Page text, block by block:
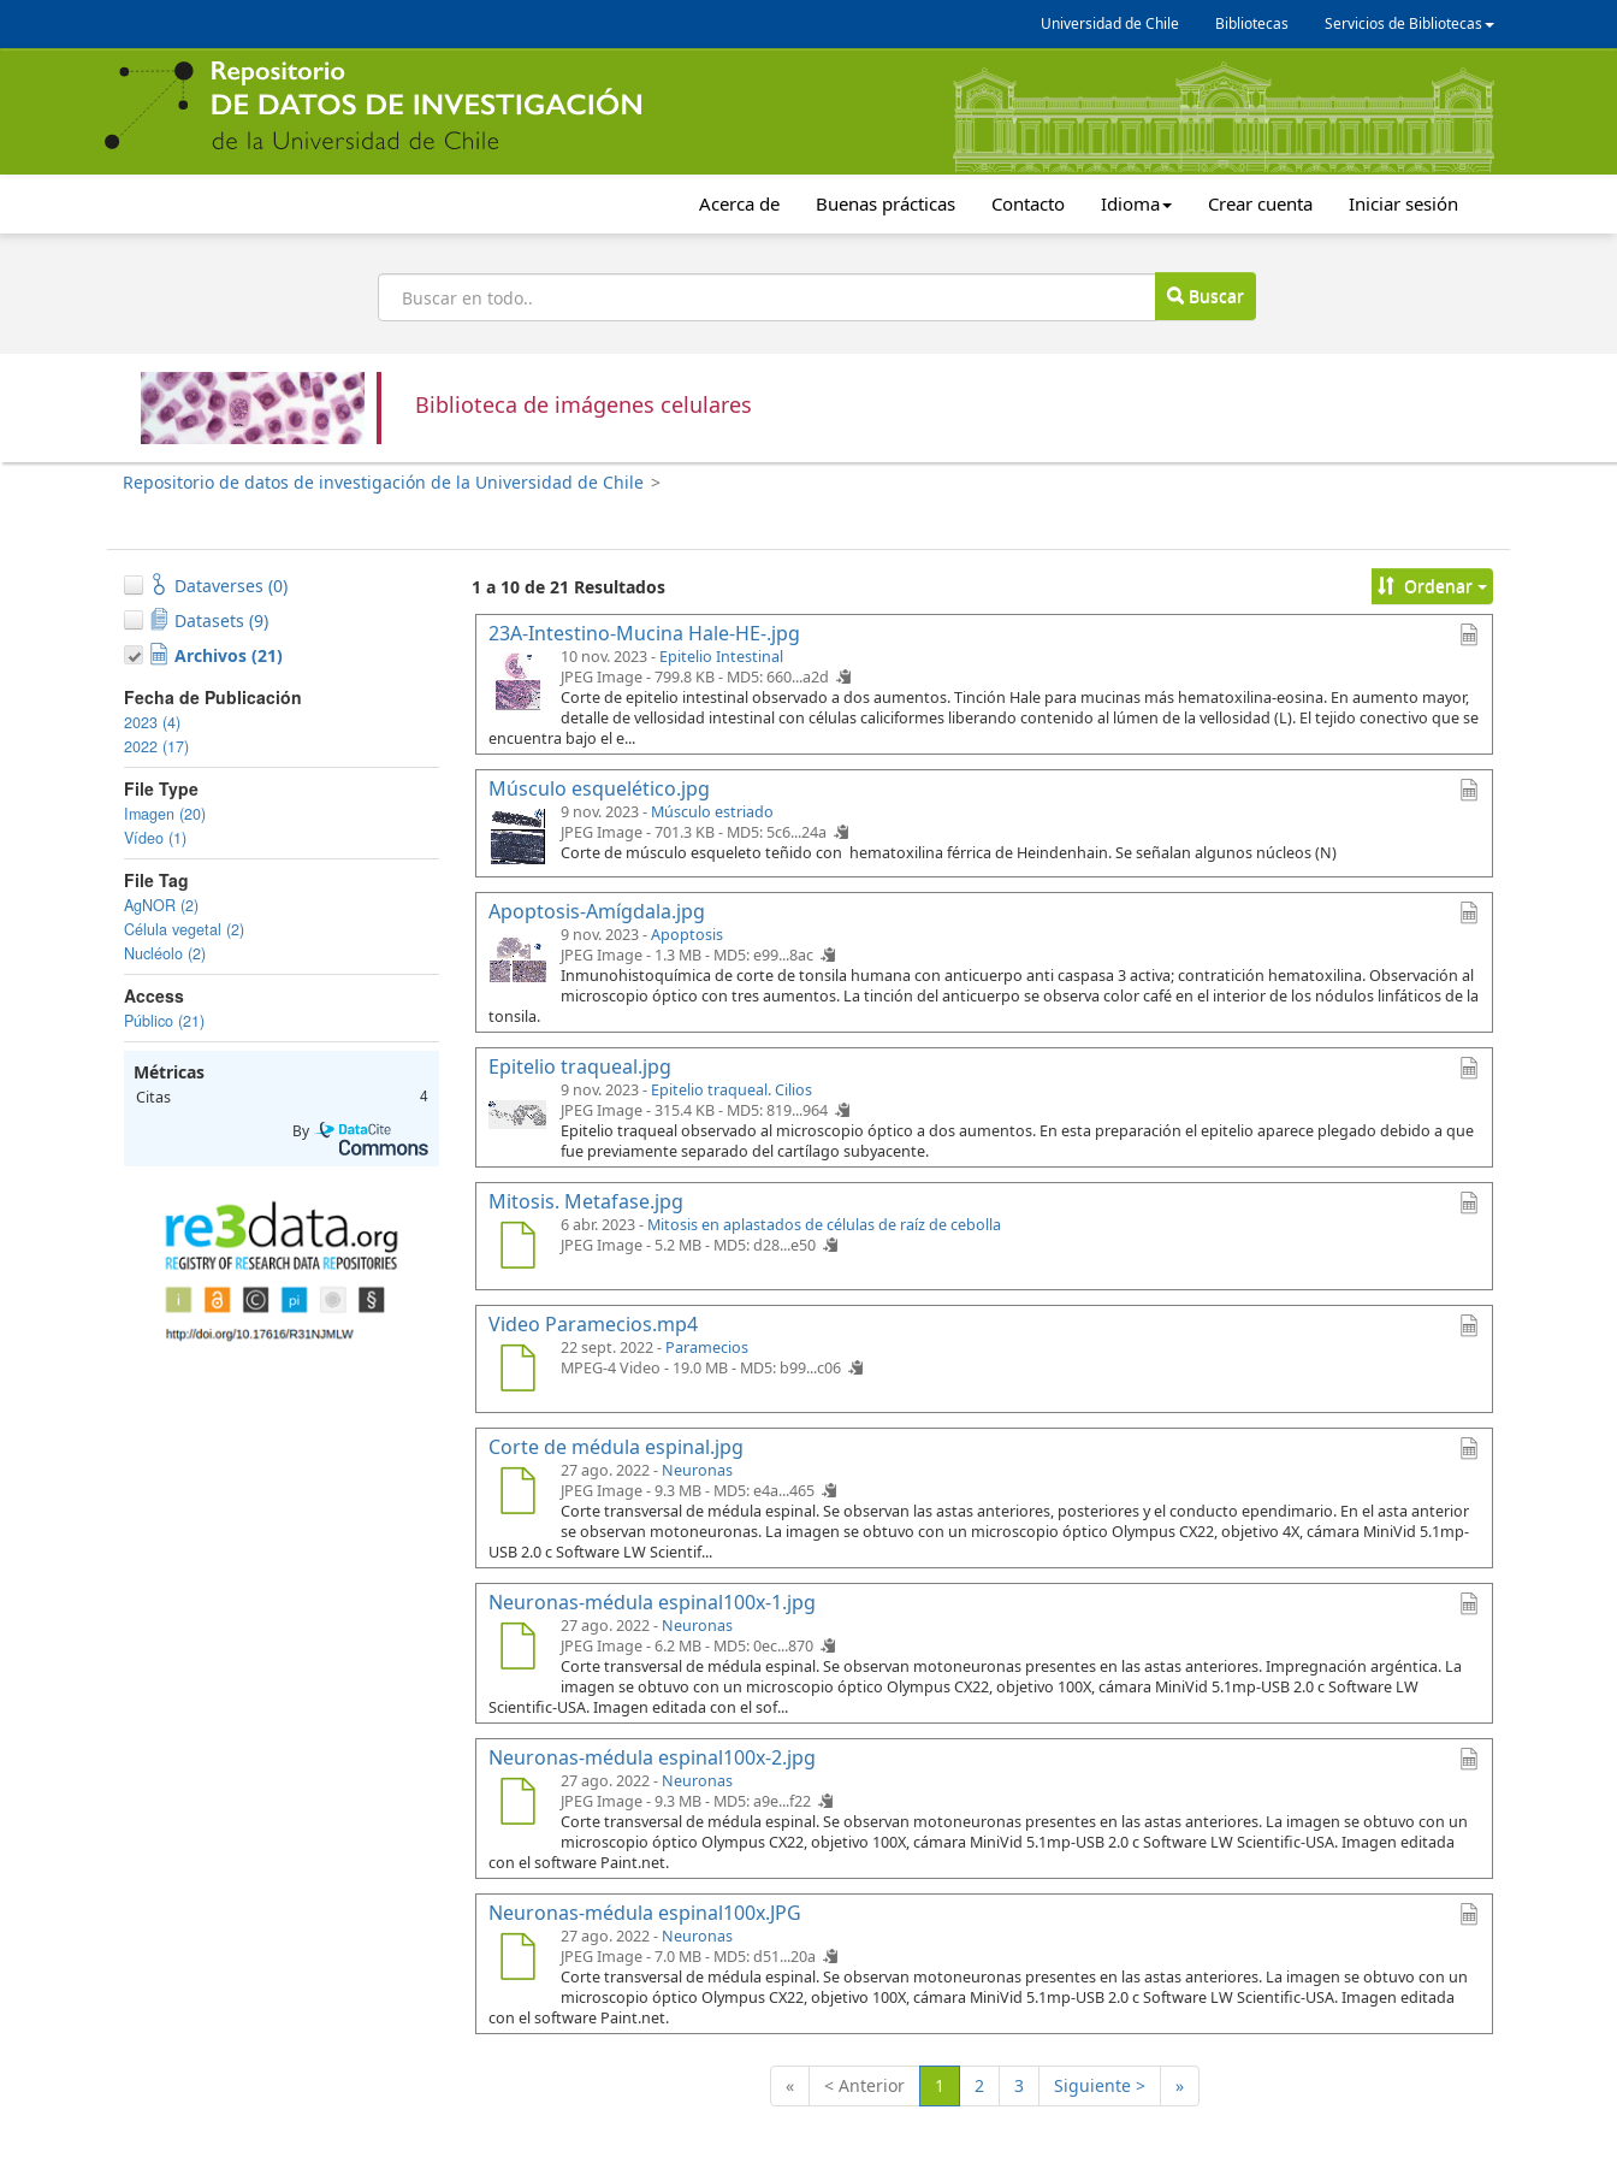
contenido
Universidad de Chile Bibliotecas Servicios de Bibliotecas
Acerca de Buenas prácticas Contacto Idioma Crear cuenta Iniciar sesión
Buscar
Buscar
Biblioteca de imágenes celulares
Repositorio de datos de investigación de la Universidad de Chile >
Dataverses (0)
Datasets (9)
Archivos (21)
Fecha de Publicación
2023 (4)
2022 (17)
File Type
Imagen (20)
Vídeo (1)
File Tag
AgNOR (2)
Célula vegetal (2)
Nucléolo (2)
Access
Público (21)
Métricas
Citas 4
By
1 a 10 de 21 Resultados Ordenar
23A-Intestino-Mucina Hale-HE-.jpg
10 nov. 2023 - Epitelio Intestinal
JPEG Image - 799.8 KB - MD5: 660...a2d
Corte de epitelio intestinal observado a dos aumentos. Tinción Hale para mucinas más hematoxilina-eosina. En aumento mayor,
detalle de vellosidad intestinal con células caliciformes liberando contenido al lúmen de la vellosidad (L). El tejido conectivo que se
encuentra bajo el e...
Músculo esquelético.jpg
9 nov. 2023 - Músculo estriado
JPEG Image - 701.3 KB - MD5: 5c6...24a
Corte de músculo esqueleto teñido con hematoxilina férrica de Heindenhain. Se señalan algunos núcleos (N)
Apoptosis-Amígdala.jpg
9 nov. 2023 -Apoptosis
JPEG Image - 1.3 MB - MD5: e99...8ac
Inmunohistoquímica de corte de tonsila humana con anticuerpo anti caspasa 3 activa; contratición hematoxilina. Observación al
microscopio óptico con tres aumentos. La tinción del anticuerpo se observa color café en el interior de los nódulos linfáticos de la
tonsila.
Epitelio traqueal.jpg
9 nov. 2023 - Epitelio traqueal. Cilios
JPEG Image - 315.4 KB - MD5: 819...964
Epitelio traqueal observado al microscopio óptico a dos aumentos. En esta preparación el epitelio aparece plegado debido a que
fue previamente separado del cartílago subyacente.
Mitosis. Metafase.jpg
6 abr. 2023 - Mitosis en aplastados de células de raíz de cebolla
JPEG Image - 5.2 MB - MD5: d28...e50
Video Paramecios.mp4
22 sept. 2022 - Paramecios
MPEG-4 Video - 19.0 MB - MD5: b99...c06
Corte de médula espinal.jpg
27 ago. 2022 - Neuronas
JPEG Image - 9.3 MB - MD5: e4a...465
Corte transversal de médula espinal. Se observan las astas anteriores, posteriores y el conducto ependimario. En el asta anterior
se observan motoneuronas. La imagen se obtuvo con un microscopio óptico Olympus CX22, objetivo 4X, cámara MiniVid 5.1mp-
USB 2.0 c Software LW Scientif...
Neuronas-médula espinal100x-1.jpg
27 ago. 2022 - Neuronas
JPEG Image - 6.2 MB - MD5: 0ec...870
Corte transversal de médula espinal. Se observan motoneuronas presentes en las astas anteriores. Impregnación argéntica. La
imagen se obtuvo con un microscopio óptico Olympus CX22, objetivo 100X, cámara MiniVid 5.1mp-USB 2.0 c Software LW
Scientific-USA. Imagen editada con el sof...
Neuronas-médula espinal100x-2.jpg
27 ago. 2022 - Neuronas
JPEG Image - 9.3 MB - MD5: a9e...f22
Corte transversal de médula espinal. Se observan motoneuronas presentes en las astas anteriores. La imagen se obtuvo con un
microscopio óptico Olympus CX22, objetivo 100X, cámara MiniVid 5.1mp-USB 2.0 c Software LW Scientific-USA. Imagen editada
con el software Paint.net.
Neuronas-médula espinal100x.JPG
27 ago. 2022 - Neuronas
JPEG Image - 7.0 MB - MD5: d51...20a
Corte transversal de médula espinal. Se observan motoneuronas presentes en las astas anteriores. La imagen se obtuvo con un
microscopio óptico Olympus CX22, objetivo 100X, cámara MiniVid 5.1mp-USB 2.0 c Software LW Scientific-USA. Imagen editada
con el software Paint.net.
« < Anterior 1 (Actual)
2 3 Siguiente > »